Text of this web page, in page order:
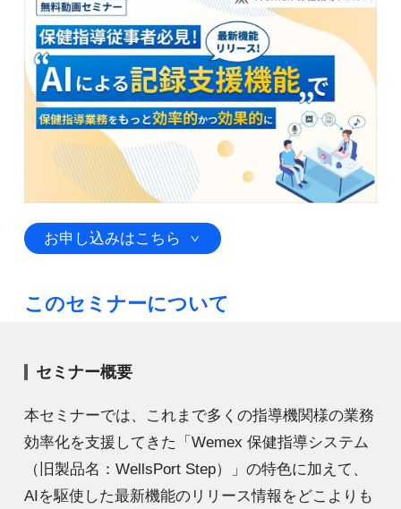
お申し込みはこちら
このセミナーについて
セミナー概要
本セミナーでは、これまで多くの指導機関様の業務
効率化を支援してきた「Wemex 保健指導システム
（旧製品名：WellsPort Step）」の特色に加えて、
AIを駆使した最新機能のリリース情報をどこよりも